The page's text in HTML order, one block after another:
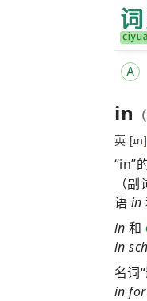
A
in
英 [ɪn]
“in”
（
语 in
in 和
in
名词
in